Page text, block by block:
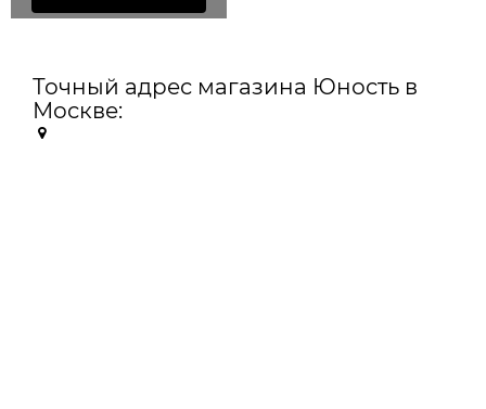
Точный адрес магазина Юность в
Москве: